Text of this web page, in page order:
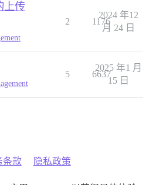
上传
2 1176
2024 年12
月 24 日
5 6637
2025 年1 月
15 日
条款 隐私政策